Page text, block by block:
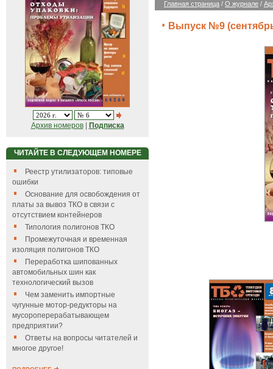
Архив номеров| Подписка
ЧИТАЙТЕ В СЛЕДУЮЩЕМ НОМЕРЕ
Реестр утилизаторов: типовые
ошибки
Основание для освобождения от
платы за вывоз ТКО в связи с
отсутствием контейнеров
Типология полигонов ТКО
Промежуточная и временная
изоляция полигонов ТКО
Переработка шипованных
автомобильных шин как
технологический вызов
Чем заменить импортные
чугунные мотор-редукторы на
мусороперерабатывающем
предприятии?
Ответы на вопросы читателей и
многое другое!
Главная страница / О журнале /
Выпуск №9